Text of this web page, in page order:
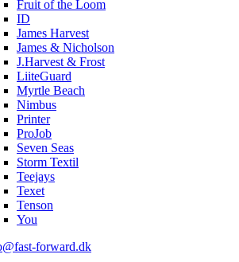
Fruit of the Loom
ID
James Harvest
James & Nicholson
J.Harvest & Frost
LiiteGuard
Myrtle Beach
Nimbus
Printer
ProJob
Seven Seas
Storm Textil
Teejays
Texet
Tenson
You
forward.dk